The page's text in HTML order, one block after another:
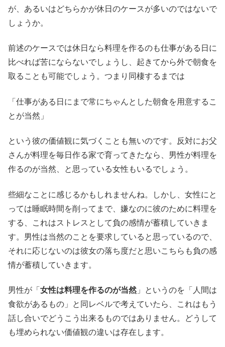
が、あるいはどちらかが休日のケースが多いのではないで
しょうか。
前述のケースでは休日なら料理を作るのも仕事がある日に
比べれば苦にならないでしょうし、起きてから外で朝食を
取ることも可能でしょう。つまり同棲するまでは
「仕事がある日にまで常にちゃんとした朝食を用意するこ
とが当然」
という彼の価値観に気づくことも無いのです。反対にお父
さんが料理を毎日作る家で育ってきたなら、男性が料理を
作るのが当然、と思っている女性もいるでしょう。
些細なことに感じるかもしれませんね。しかし、女性にと
っては睡眠時間を削ってまで、嫌なのに彼のために料理を
する、これはストレスとして負の感情が蓄積していきま
す。男性は当然のことを要求していると思っているので、
それに応じないのは彼女の落ち度だと思いこちらも負の感
情が蓄積していきます。
男性が「 女性は料理を作るのが当然 」というのを「人間は
食欲があるもの」と同レベルで考えていたら、これはもう
話し合いでどうこう出来るものではありません。どうして
も埋められない価値観の違いは存在します。